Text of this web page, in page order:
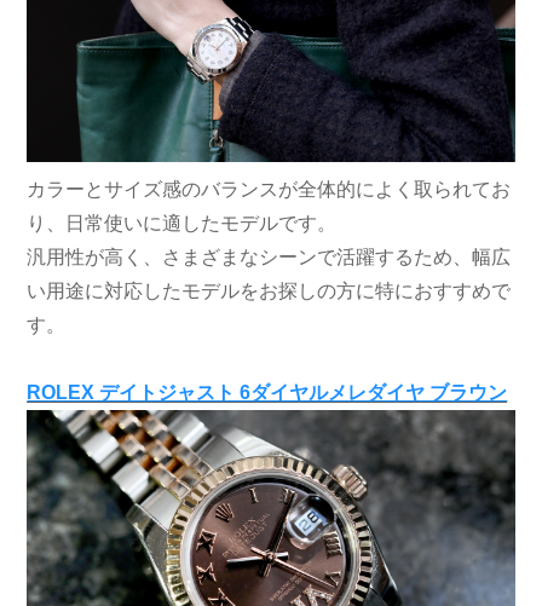
カラーとサイズ感のバランスが全体的によく取られてお
り、日常使いに適したモデルです。
汎用性が高く、さまざまなシーンで活躍するため、幅広
い用途に対応したモデルをお探しの方に特におすすめで
す。
ROLEX デイトジャスト 6ダイヤルメレダイヤ ブラウン